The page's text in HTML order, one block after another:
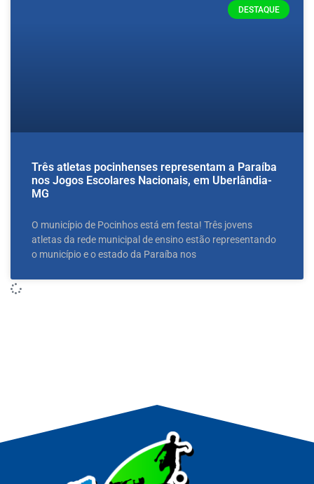
DESTAQUE
Três atletas pocinhenses representam a Paraíba
nos Jogos Escolares Nacionais, em Uberlândia-
MG
O município de Pocinhos está em festa! Três jovens
atletas da rede municipal de ensino estão representando
o município e o estado da Paraíba nos